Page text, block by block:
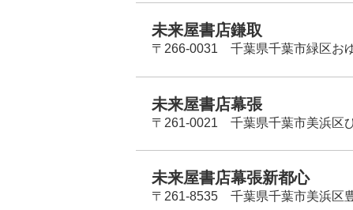
未来屋書店鎌取
〒266-0031 千葉県千葉市緑区お
未来屋書店幕張
〒261-0021 千葉県千葉市美浜区
未来屋書店幕張新都心
〒261-8535 千葉県千葉市美浜区